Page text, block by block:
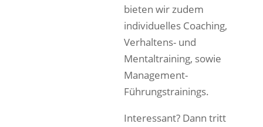
bieten wir zudem
individuelles Coaching,
Verhaltens- und
Mentaltraining, sowie
Management-
Führungstrainings.
Interessant? Dann tritt